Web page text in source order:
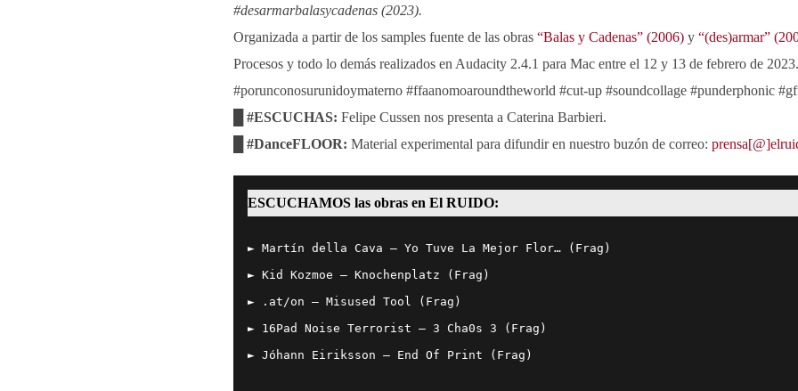
#desarmarbalasycadenas (2023).
Organizada a partir de los samples fuente de las obras “Balas y Cadenas” (2006) y “(des)armar”
Procesos y todo lo demás realizados en Audacity 2.4.1 para Mac entre el 12 y 13 de febrero de 2023.
#porunconosurunidoymaterno #ffaanomoaroundtheworld #cut-up #soundcollage #punderphonic
█ #ESCUCHAS: Felipe Cussen nos presenta a Caterina Barbieri.
█ #DanceFLOOR: Material experimental para difundir en nuestro buzón de correo:
ESCUCHAMOS las obras en El RUIDO:
► Martín della Cava – Yo Tuve La Mejor Flor… (Frag)
► Kid Kozmoe – Knochenplatz (Frag)
► .at/on – Misused Tool (Frag)
► 16Pad Noise Terrorist – 3 Cha0s 3 (Frag)
► Jóhann Eiriksson – End Of Print (Frag)